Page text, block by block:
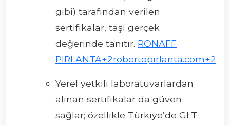
gibi) tarafından verilen
sertifikalar, taşı gerçek
değerinde tanıtır. RONAFF
PIRLANTA+2robertopirlanta.com+2
Yerel yetkili laboratuvarlardan
alınan sertifikalar da güven
sağlar; özellikle Türkiye’de GLT